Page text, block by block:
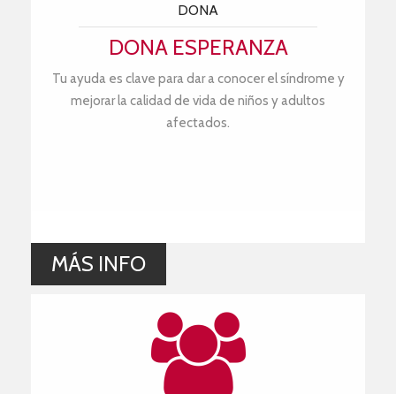
DONA
DONA ESPERANZA
Tu ayuda es clave para dar a conocer el síndrome y
mejorar la calidad de vida de niños y adultos
afectados.
MÁS INFO